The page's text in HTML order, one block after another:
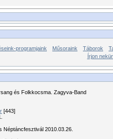
programjaink Műsoraink Táborok
Írjon
és Folkkocsma. Zagyva-Band
[443]
2010.03.26.